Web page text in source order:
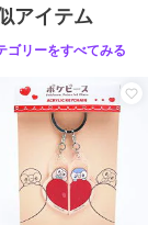
アイテム
ゴリーをすべてみる